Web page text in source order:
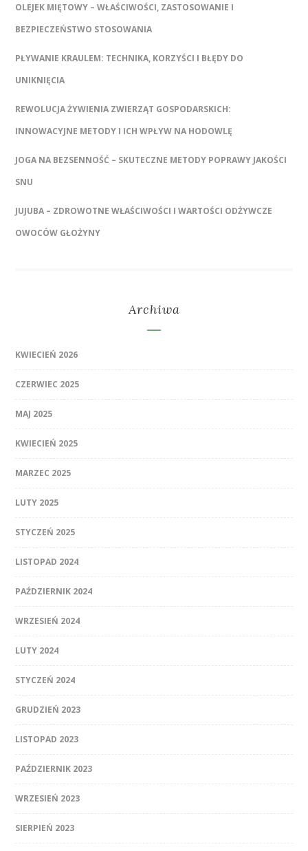
OLEJEK MIĘTOWY – WŁAŚCIWOŚCI, ZASTOSOWANIE I
BEZPIECZEŃSTWO STOSOWANIA
PŁYWANIE KRAULEM: TECHNIKA, KORZYŚCI I BŁĘDY DO
UNIKNIĘCIA
REWOLUCJA ŻYWIENIA ZWIERZĄT GOSPODARSKICH:
INNOWACYJNE METODY I ICH WPŁYW NA HODOWLĘ
JOGA NA BEZSENNOŚĆ – SKUTECZNE METODY POPRAWY JAKOŚCI
SNU
JUJUBA – ZDROWOTNE WŁAŚCIWOŚCI I WARTOŚCI ODŻYWCZE
OWOCÓW GŁOŻYNY
Archiwa
KWIECIEŃ 2026
CZERWIEC 2025
MAJ 2025
KWIECIEŃ 2025
MARZEC 2025
LUTY 2025
STYCZEŃ 2025
LISTOPAD 2024
PAŹDZIERNIK 2024
WRZESIEŃ 2024
LUTY 2024
STYCZEŃ 2024
GRUDZIEŃ 2023
LISTOPAD 2023
PAŹDZIERNIK 2023
WRZESIEŃ 2023
SIERPIEŃ 2023